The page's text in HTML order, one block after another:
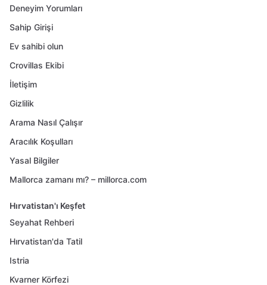
Deneyim Yorumları
Sahip Girişi
Ev sahibi olun
Crovillas Ekibi
İletişim
Gizlilik
Arama Nasıl Çalışır
Aracılık Koşulları
Yasal Bilgiler
Mallorca zamanı mı? – millorca.com
Hırvatistan'ı Keşfet
Seyahat Rehberi
Hırvatistan'da Tatil
Istria
Kvarner Körfezi